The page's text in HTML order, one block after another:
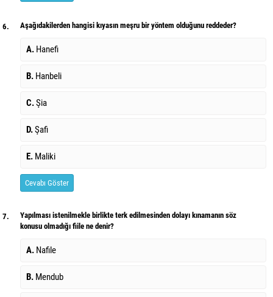
6. Aşağıdakilerden hangisi kıyasın meşru bir yöntem olduğunu reddeder?
A. Hanefi
B. Hanbeli
C.Şia
D.Şafi
E. Maliki
Cevabı Göster
7.
Yapılması istenilmekle birlikte terk edilmesinden dolayı kınamanın söz
konusu olmadığı fiile ne denir?
A. Nafile
B. Mendub